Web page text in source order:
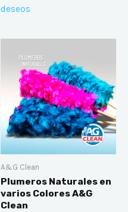
deseos
A&G Clean
Plumeros Naturales en
varios Colores A&G
Clean